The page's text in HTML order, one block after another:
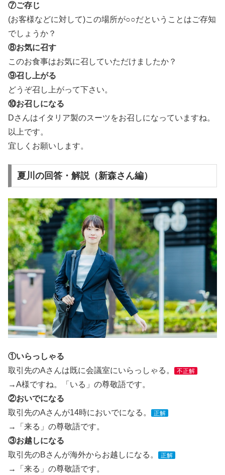
⑦ご存じ
(お客様などに対して)この場所が○○だということはご存知
でしょうか？
⑧お気に召す
このお食事はお気に召していただけましたか？
⑨召し上がる
どうぞ召し上がって下さい。
⑩お召しになる
Dさんはイタリア製のスーツをお召しになっていますね。
以上です。
宜しくお願いします。
夏川の回答・解説（新森さん編）
①いらっしゃる
取引先のAさんは既に会議室にいらっしゃる。
不正解
→A様ですね。「いる」の尊敬語です。
②おいでになる
取引先のAさんが14時においでになる。
正解
→「来る」の尊敬語です。
③お越しになる
取引先のBさんが海外からお越しになる。
正解
→「来る」の尊敬語です。